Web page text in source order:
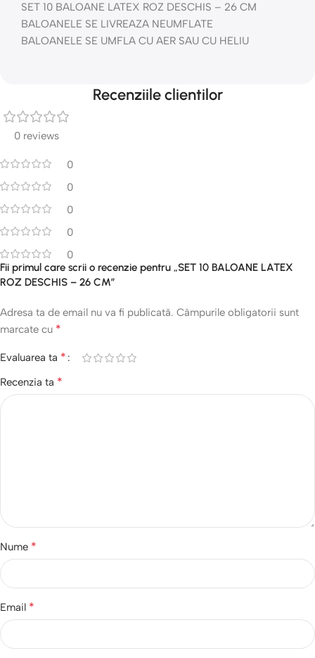
SET 10 BALOANE LATEX ROZ DESCHIS – 26 CM
BALOANELE SE LIVREAZA NEUMFLATE
BALOANELE SE UMFLA CU AER SAU CU HELIU
Recenziile clientilor
0 reviews
0
0
0
0
0
Fii primul care scrii o recenzie pentru „SET 10 BALOANE LATEX
ROZ DESCHIS – 26 CM”
Adresa ta de email nu va fi publicată. Câmpurile obligatorii sunt
marcate cu *
Evaluarea ta *
Recenzia ta *
Nume *
Email *